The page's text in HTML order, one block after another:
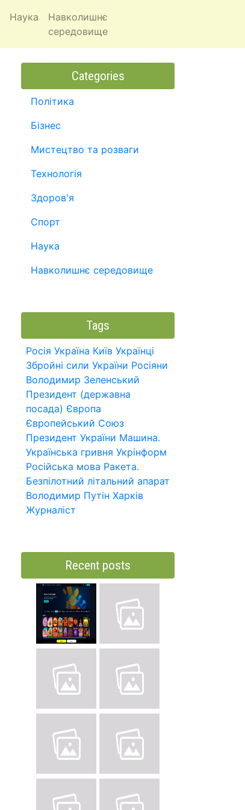
Наука
Навколишнє
середовище
Categories
Політика
Бізнес
Мистецтво та розваги
Технологія
Здоров'я
Спорт
Наука
Навколишнє середовище
Tags
Росія Україна Київ Українці
Збройні сили України Росіяни
Володимир Зеленський
Президент (державна
посада) Європа
Європейський Союз
Президент України Машина.
Українська гривня Укрінформ
Російська мова Ракета.
Безпілотний літальний апарат
Володимир Путін Харків
Журналіст
Recent posts